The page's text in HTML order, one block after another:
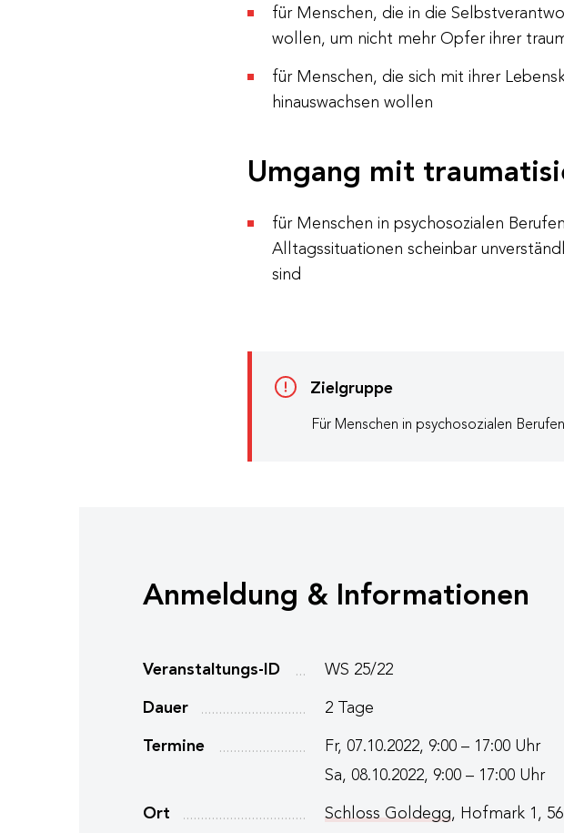
für Menschen, die in die
wollen, um nicht mehr Opfer ihrer
für Menschen, die sich mit ihrer
hinauswachsen wollen
Umgang mit
für Menschen in psychosozialen
Alltagssituationen scheinbar
sind
Zielgruppe
Für Menschen in psychosozialen
Anmeldung & Informationen
Veranstaltungs-ID WS 25/22
Dauer 2 Tage
Termine
Fr, 07.10.2022, 9:00 – 17:00 Uhr
Sa, 08.10.2022, 9:00 – 17:00 Uhr
Ort Schloss Goldegg, Hofmark 1,